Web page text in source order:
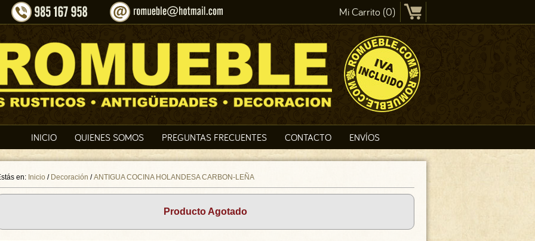
Mi Carrito (0)
INICIO QUIENES SOMOS PREGUNTAS FRECUENTES CONTACTO ENVÍOS
en: Inicio / Decoración /ANTIGUA COCINA HOLANDESA CARBON-LEÑA
Producto Agotado